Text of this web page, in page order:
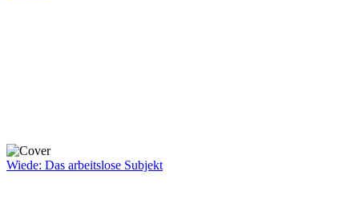
Wiede: Das arbeitslose Subjekt